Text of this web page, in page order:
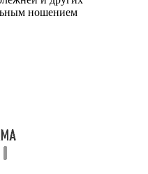
ношением